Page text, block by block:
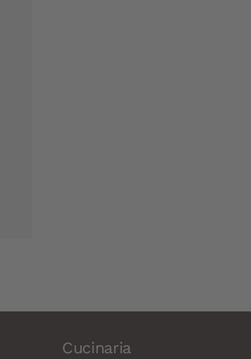
Cucinaria